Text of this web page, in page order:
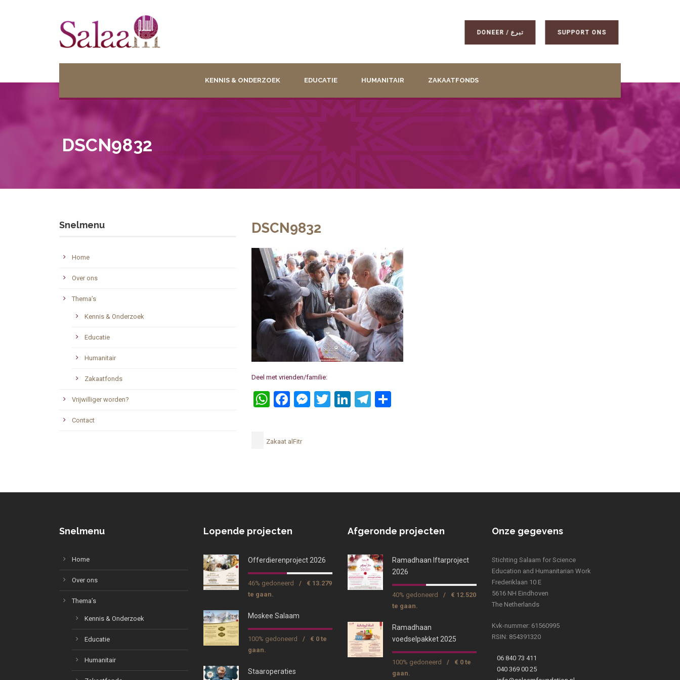
DONEER / تبرع SUPPORT ONS
KENNIS & ONDERZOEK EDUCATIE HUMANITAIR ZAKAATFONDS
DSCN9832
DSCN9832
Deel met vrienden/familie:
WhatsApp
Facebook
Messenger
Twitter
LinkedIn
Telegram
Zakaat alFitr
Snelmenu
Home
Over ons
Thema’s
Kennis & Onderzoek
Educatie
Humanitair
Zakaatfonds
Vrijwilliger worden?
Contact
Snelmenu
Home
Over ons
Thema’s
Kennis & Onderzoek
Educatie
Humanitair
Lopende projecten
Offerdierenproject 2026
46% gedoneerd /
€ 13.279
te gaan.
Moskee Salaam
100% gedoneerd /
€ 0 te
gaan.
Staaroperaties
Afgeronde projecten
Ramadhaan Iftarproject
2026
40% gedoneerd /
€ 12.520
te gaan.
Ramadhaan
voedselpakket 2025
100% gedoneerd /
€ 0 te
gaan.
Onze gegevens
Stichting Salaam for Science
Education and Humanitarian Work
Frederiklaan 10 E
5616 NH Eindhoven
The Netherlands
Kvk-nummer: 61560995
RSIN: 854391320
06 840 73 411
040 369 00 25